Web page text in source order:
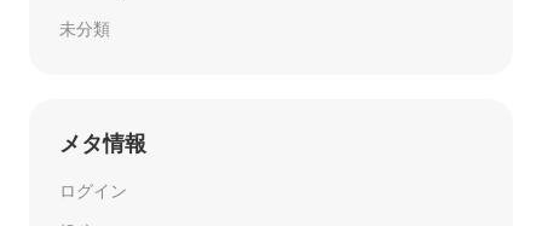
未分類
メタ情報
ログイン